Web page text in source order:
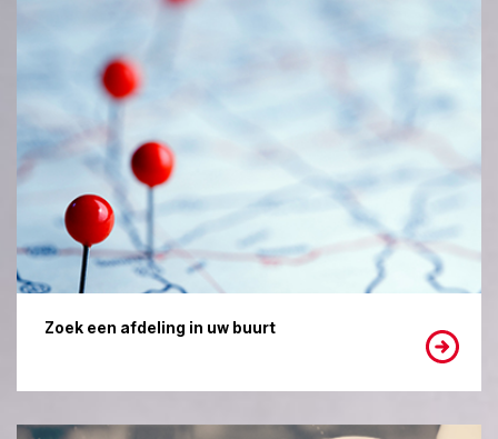
Zoek een afdeling in uw buurt